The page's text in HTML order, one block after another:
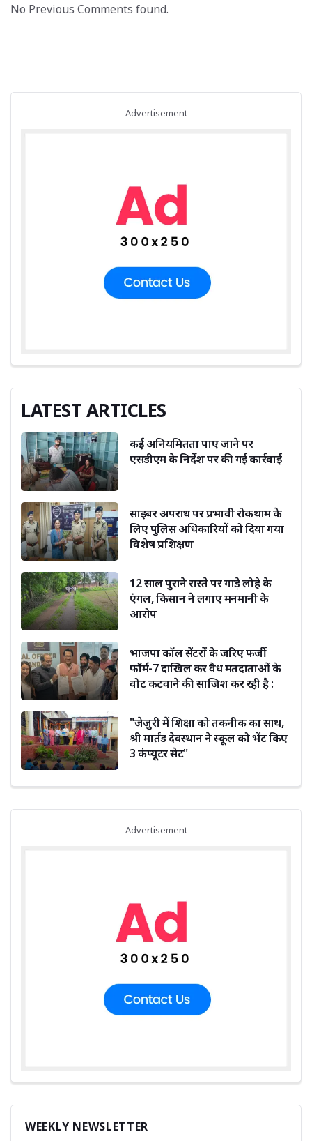
No Previous Comments found.
Advertisement
LATEST ARTICLES
कई अनियमितता पाए जाने पर
एसडीएम के निर्देश पर की गई कार्रवाई
साइबर अपराध पर प्रभावी रोकथाम के
लिए पुलिस अधिकारियों को दिया गया
विशेष प्रशिक्षण
12 साल पुराने रास्ते पर गाड़े लोहे के
एंगल, किसान ने लगाए मनमानी के
आरोप
भाजपा कॉल सेंटरों के जरिए फर्जी
फॉर्म-7 दाखिल कर वैध मतदाताओं के
वोट कटवाने की साजिश कर रही है :
"जेजुरी में शिक्षा को तकनीक का साथ,
श्री मार्तंड देवस्थान ने स्कूल को भेंट किए
3 कंप्यूटर सेट"
Advertisement
WEEKLY NEWSLETTER